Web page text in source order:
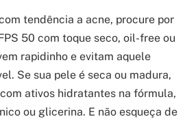
tendência a acne, procure por
50 com toque seco, oil-free ou
rapidinho e evitam aquele
Se sua pele é seca ou madura,
ativos hidratantes na fórmula,
ou glicerina. E não esqueça de